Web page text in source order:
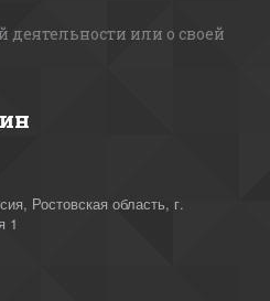
деятельности или о своей
, Ростовская область, г.
1